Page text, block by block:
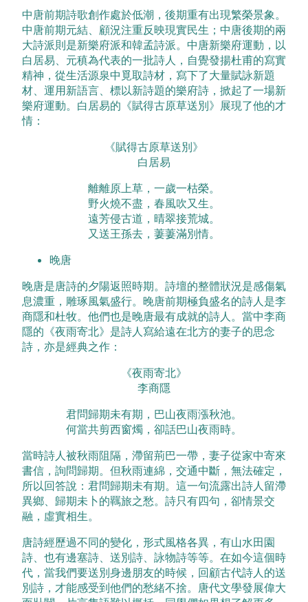
中唐前期詩歌創作處於低潮，後期重有出現繁榮景象。
中唐前期元結、顧況注重反映現實民生；中唐後期的兩
大詩派則是新樂府派和韓孟詩派。中唐新樂府運動，以
白居易、元稹為代表的一批詩人，自覺發揚杜甫的寫實
精神，從生活源泉中覓取詩材，寫下了大量賦詠新題
材、運用新語言、標以新詩題的樂府詩，掀起了一場新
樂府運動。白居易的《賦得古原草送別》展現了他的才
情：
《賦得古原草送別》
白居易
離離原上草，一歲一枯榮。
野火燒不盡，春風吹又生。
遠芳侵古道，晴翠接荒城。
又送王孫去，萋萋滿別情。
晚唐
晚唐是唐詩的夕陽返照時期。詩壇的整體狀況是感傷氣
息濃重，雕琢風氣盛行。晚唐前期極負盛名的詩人是李
商隱和杜牧。他們也是晚唐最有成就的詩人。當中李商
隱的《夜雨寄北》是詩人寫給遠在北方的妻子的思念
詩，亦是經典之作：
《夜雨寄北》
李商隱
君問歸期未有期，巴山夜雨漲秋池。
何當共剪西窗燭，卻話巴山夜雨時。
當時詩人被秋雨阻隔，滯留荊巴一帶，妻子從家中寄來
書信，詢問歸期。但秋雨連綿，交通中斷，無法確定，
所以回答說：君問歸期未有期。這一句流露出詩人留滯
異鄉、歸期未卜的羈旅之愁。詩只有四句，卻情景交
融，虛實相生。
唐詩經歷過不同的變化，形式風格各異，有山水田園
詩、也有邊塞詩、送別詩、詠物詩等等。在如今這個時
代，當我們要送別身邊朋友的時候，回顧古代詩人的送
別詩，才能感受到他們的愁緒不捨。唐代文學發展偉大